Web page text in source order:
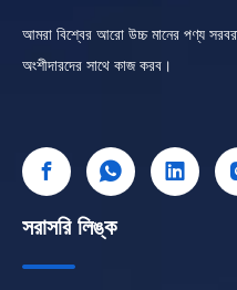
আমরা বিশ্বের আরো উচ্চ মানের পণ্য
অংশীদারদের সাথে কাজ করব।
সরাসরি লিঙ্ক